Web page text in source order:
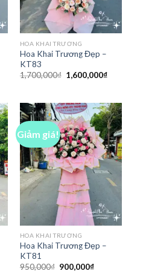
HOA KHAI TRƯƠNG
Hoa Khai Trương Đẹp –
KT83
1,700,000₫ Giá
gốc
1,600,000₫Giá
Giảm giá!
HOA KHAI TRƯƠNG
Hoa Khai Trương Đẹp –
KT81
950,000₫ Giá
900,000₫Giá